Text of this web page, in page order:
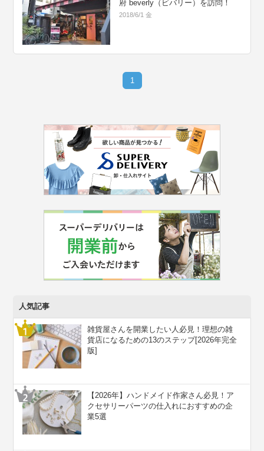
府 beverly（ビバリー）を訪問！
2018/6/1 金
1
人気記事
雑貨屋さんを開業したい人必見！理想の雑
貨店になるための13のステップ[2026年完全
版]
【2026年】ハンドメイド作家さん必見！ア
クセサリーパーツの仕入れにおすすめの企
業5選